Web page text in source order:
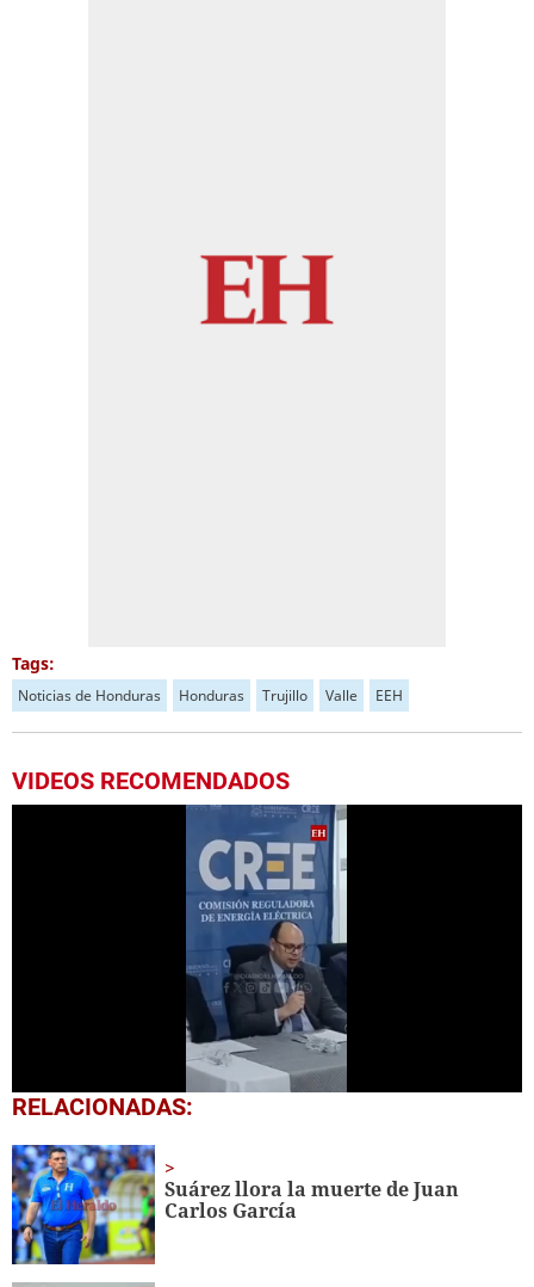
Tags:
Noticias de Honduras Honduras Trujillo Valle EEH
VIDEOS RECOMENDADOS
0
of
minute,
18
seconds
RELACIONADAS:
Suárez llora la muerte de Juan
Carlos García